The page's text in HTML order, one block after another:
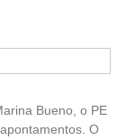
Bueno, o PE
O